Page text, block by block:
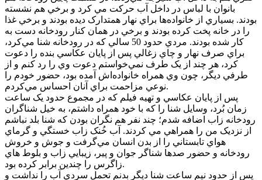
بانوان با لباس در داخل آب حرکت مي کرد و برخي هم نشسته
بودند. بسياري از خانواده‌ها براي نهار همتدارک ديده بودند و برخي غذا
را در خانه پخت کرده بودند و برخي در همان کنار رودخانه دست به
کار شده بودند. مردي حدود 50 سالي که در رودخانه شنا مي‌کرد،
براي صرف نهار و چاي زغالي پس از پايان عکاسي بنده را دعوت
کرد، هر چند از يک طرف نمي‌خواستم دعوت وي را رد کنم و از
طرفي ديگر، چون وي همراه خانواده‌اش آمده بود، حضور خودم را
نوعي مزاحمت براي آنان احساس مي‌کردم.
پس از پايان عکاسي و تهيه فيلم که در مجموع حدود يک ساعت
زمان بُرد، وسايل شنا را که با خود همراه داشتم، به خيل شناگران
رودخانه زاب اضافه شدم؛ چند نفر هم نگران بودن که شنا بلد نباشم
از نزديک من را همراهي مي کردند. آب خُنک زاب خستگي و گرماي
هواي تابستاني را از بدن انسان مي‌گرفت و جوش و خروش
رودخانه و حضور صدها شناگر جوان و پير، زيبايي زاب و بلوط هاي
زاگرس را چندين برابر کرده بود.
پس از حدود نيم ساعت شنا ديگر بدنم تحمل سردي آب را نداشت و